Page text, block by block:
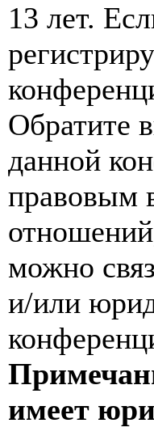
13 лет.
Обратите
данной
правовым
можно
и/или
имеет